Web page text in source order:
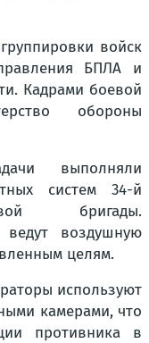
войск
БПЛА и
Кадрами боевой
обороны
выполняли
систем 34-й
бригады.
ведут воздушную
целям.
используют
камерами, что
противника в